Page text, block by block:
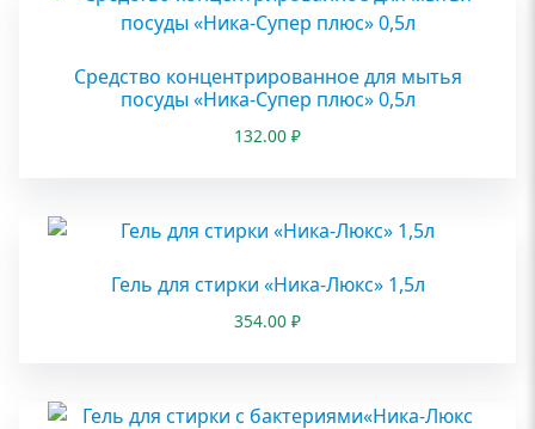
Средство концентрированное для мытья
посуды «Ника-Супер плюс» 0,5л
132.00 ₽
Гель для стирки «Ника-Люкс» 1,5л
354.00 ₽